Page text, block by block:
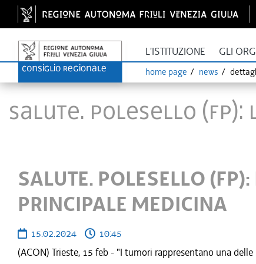
L'ISTITUZIONE GLI
home page news
SALUTE. POLESELLO
SALUTE. POLESELLO
PRINCIPALE MEDICINA
15.02.2024
10:45
(ACON) Trieste, 15 feb - "I tumori rappresentano una